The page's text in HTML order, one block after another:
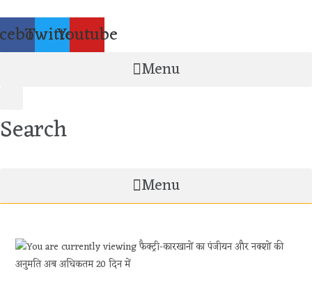
contentTwitterYoutube
Menu
Search
Menu